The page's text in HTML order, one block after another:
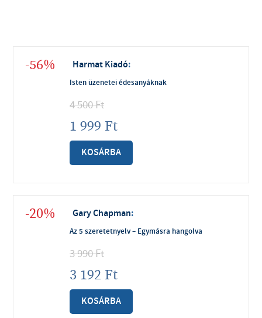
-56% Harmat Kiadó:
Isten üzenetei édesanyáknak
4 500Ft
1 999 Ft
KOSÁRBA
-20% Gary Chapman:
Az 5 szeretetnyelv – Egymásra hangolva
3 990Ft
3 192 Ft
KOSÁRBA